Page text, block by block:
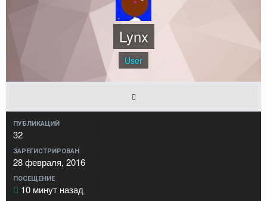
Lynx
User
ПУБЛИКАЦИЙ
32
ЗАРЕГИСТРИРОВАН
28 февраля, 2016
ПОСЕЩЕНИЕ
10 минут назад